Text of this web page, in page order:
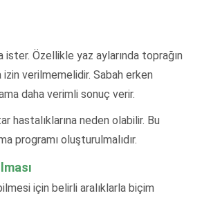
ister. Özellikle yaz aylarında toprağın
izin verilmemelidir. Sabah erken
daha verimli sonuç verir.
hastalıklarına neden olabilir. Bu
programı oluşturulmalıdır.
için belirli aralıklarla biçim